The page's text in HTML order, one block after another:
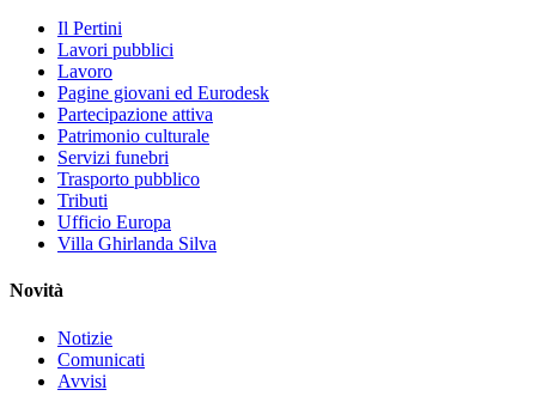
Il Pertini
Lavori pubblici
Lavoro
Pagine giovani ed Eurodesk
Partecipazione attiva
Patrimonio culturale
Servizi funebri
Trasporto pubblico
Tributi
Ufficio Europa
Villa Ghirlanda Silva
Novità
Notizie
Comunicati
Avvisi